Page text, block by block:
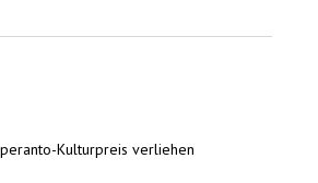
Kulturpreis verliehen